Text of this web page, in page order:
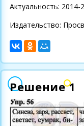
Актуальность: 2014-
Издательство:
Решение 1